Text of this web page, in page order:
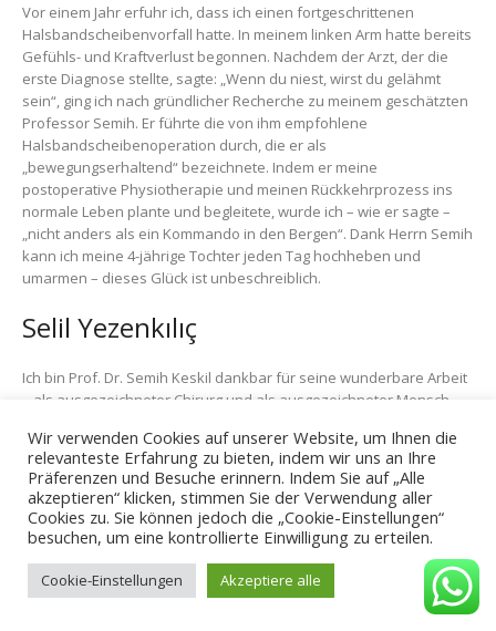
Vor einem Jahr erfuhr ich, dass ich einen fortgeschrittenen
Halsbandscheibenvorfall hatte. In meinem linken Arm hatte bereits
Gefühls- und Kraftverlust begonnen. Nachdem der Arzt, der die
erste Diagnose stellte, sagte: „Wenn du niest, wirst du gelähmt
sein“, ging ich nach gründlicher Recherche zu meinem geschätzten
Professor Semih. Er führte die von ihm empfohlene
Halsbandscheibenoperation durch, die er als
„bewegungserhaltend“ bezeichnete. Indem er meine
postoperative Physiotherapie und meinen Rückkehrprozess ins
normale Leben plante und begleitete, wurde ich – wie er sagte –
„nicht anders als ein Kommando in den Bergen“. Dank Herrn Semih
kann ich meine 4-jährige Tochter jeden Tag hochheben und
umarmen – dieses Glück ist unbeschreiblich.
Selil Yezenkılıç
Ich bin Prof. Dr. Semih Keskil dankbar für seine wunderbare Arbeit
– als ausgezeichneter Chirurg und als ausgezeichneter Mensch –,
Celal İdeli
Wir lernten Semih Bey vor sechs Jahren wegen der Erkrankung
unseres Sohnes kennen; ich kann sagen, es war ein Wendepunkt
in unserem Leben. Er ist ein sehr guter Arzt – er beantwortet jede
Frage klar und Schritt für Schritt und behandelt Patienten mit
großer Fürsorge. Unser jüngerer Sohn wurde vor sechs Monaten
Wir verwenden Cookies auf unserer Website, um Ihnen die
relevanteste Erfahrung zu bieten, indem wir uns an Ihre
Präferenzen und Besuche erinnern. Indem Sie auf „Alle
akzeptieren“ klicken, stimmen Sie der Verwendung aller
Cookies zu. Sie können jedoch die „Cookie-Einstellungen“
besuchen, um eine kontrollierte Einwilligung zu erteilen.
Cookie-Einstellungen Akzeptiere alle